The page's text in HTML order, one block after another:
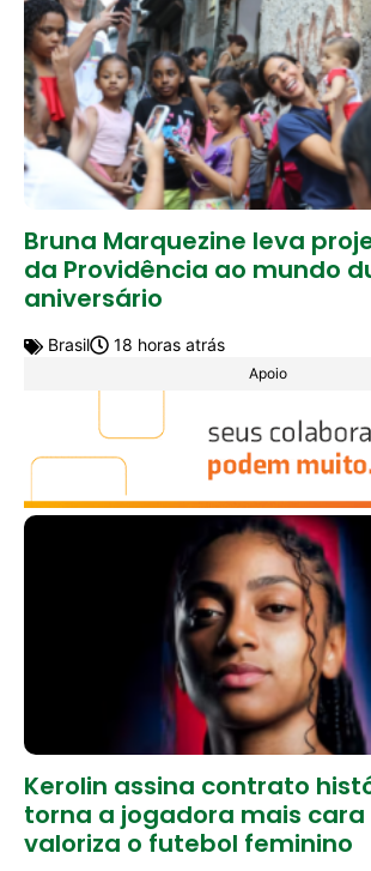
Bruna Marquezine leva
da Providência ao mundo
aniversário
Brasil 18 horas atrás
Apoio
Kerolin assina contrato
torna a jogadora mais cara
valoriza o futebol feminino